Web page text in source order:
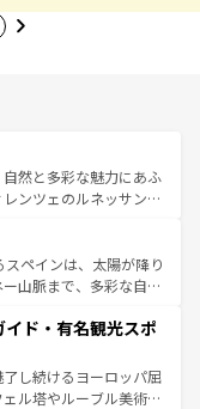
然と多彩な魅力にあふ
ンツェのルネッサンス
やアマルフィ海岸の絶
光の合間には、本場の
料理を堪能することも
ない旅をしてみよう！
ペインは、太陽が降り
山脈まで、多彩な自然
フラメンコ、熱気あふ
生活の一部となってい
囲気や、バルセロナの
古代ローマ遺跡や中世
ド・有名観光スポ
し続けるヨーロッパ屈
ル塔やルーブル美術館